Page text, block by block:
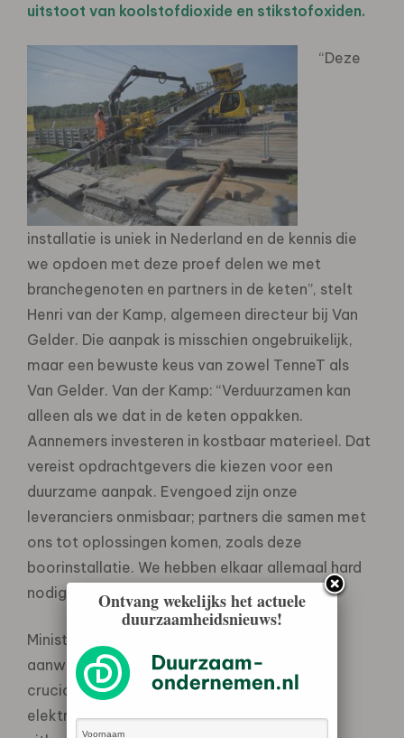
uitstoot van koolstofdioxide en stikstofoxiden.
“Deze
installatie is uniek in Nederland en de kennis die
we opdoen met deze proef delen we met
branchegenoten en partners in de keten”, stelt
Henri van der Kamp, algemeen directeur bij Van
Gelder. Die aanpak is misschien ongebruikelijk,
maar een bewuste keus van zowel TenneT als
Van Gelder. Van der Kamp: “Verduurzamen kan
alleen als we dat in de keten oppakken.
Aannemers investeren in kostbaar materieel. Dat
vereist opdrachtgevers die kiezen voor een
duurzame aanpak. Evengoed zijn onze
leveranciers onmisbaar; partners die samen met
ons tot oplossingen komen, zoals deze
boorinstallatie. We hebben elkaar allemaal hard
nodig.”
Minister Jetten voor Klimaat en Energie,
aanwezig bij de start van de boring: “Het is
cruciaal voor de energietransitie dat we het
elektriciteitsnet op hoog tempo blijven
Ontvang wekelijks het actuele
duurzaamheidsnieuws!